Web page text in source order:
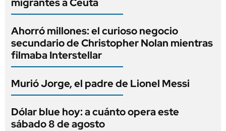
Ahorró millones: el curioso negocio
secundario de Christopher Nolan mientras
filmaba Interstellar
Murió Jorge, el padre de Lionel Messi
Dólar blue hoy: a cuánto opera este
sábado 8 de agosto